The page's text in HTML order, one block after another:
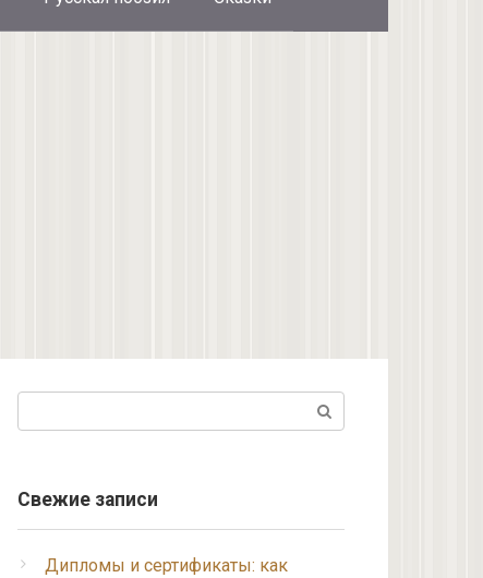
Свежие записи
Дипломы и сертификаты: как